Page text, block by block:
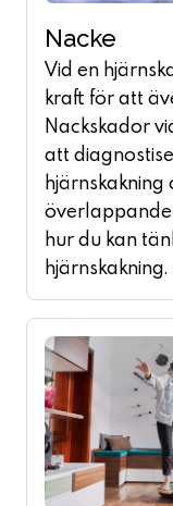
Nacke
Vid en
kraft för att
Nackskador
att
hur du kan
hjärnskakning.